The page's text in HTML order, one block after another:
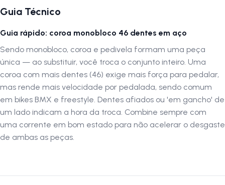
Aplicação:Pedivela monobloco
Siga-nos no Instagram:@lojanapista
Assista nosso canal no Youtube:
Lojanapista
Guia Técnico
Guia rápido: coroa monobloco 46 dentes em aço
Sendo monobloco, coroa e pedivela formam uma peça
única — ao substituir, você troca o conjunto inteiro. Uma
coroa com mais dentes (46) exige mais força para pedalar,
mas rende mais velocidade por pedalada, sendo comum
em bikes BMX e freestyle. Dentes afiados ou 'em gancho' de
um lado indicam a hora da troca. Combine sempre com
uma corrente em bom estado para não acelerar o desgaste
de ambas as peças.